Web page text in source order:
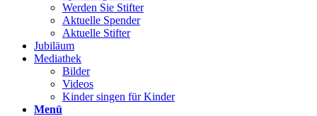
Werden Sie Stifter
Aktuelle Spender
Aktuelle Stifter
Jubiläum
Mediathek
Bilder
Videos
Kinder singen für Kinder
Menü